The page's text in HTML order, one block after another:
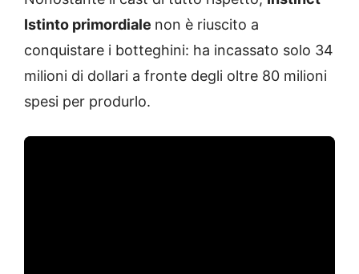
Istinto primordiale non è riuscito a
conquistare i botteghini: ha incassato solo 34
milioni di dollari a fronte degli oltre 80 milioni
spesi per produrlo.